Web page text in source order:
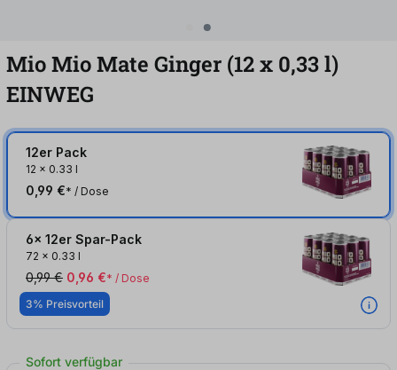
Mio Mio Mate Ginger (12x 0,33l)
EINWEG
12er Pack
12 x 0.33 l
0,99 €* / Dose
6x 12er Spar-Pack
72 x 0.33 l
0,99 € 0,96 €* / Dose
3% Preisvorteil
Sofort verfügbar